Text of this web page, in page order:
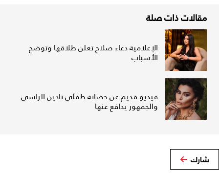
مقالات ذات صلة
الإعلامية دعاء صلاح تعلن طلاقها وتوضح
الأسباب
فيديو قديم عن حضانة طفلَي نادين الراسي
والجمهور يدافع عنها
شارك